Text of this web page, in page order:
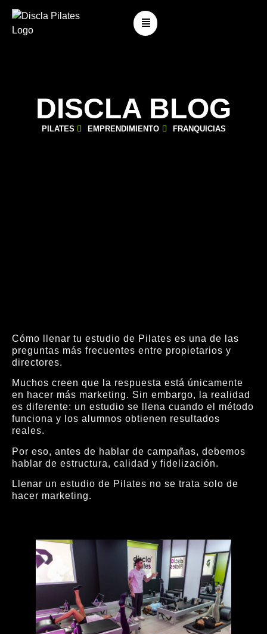
DISCLA BLOG
PILATES EMPRENDIMIENTO FRANQUICIAS
Cómo llenar tu estudio de Pilates es una de las
preguntas más frecuentes entre propietarios y
directores.
Muchos creen que la respuesta está únicamente
en hacer más marketing. Sin embargo, la realidad
es diferente: un estudio se llena cuando el método
funciona y los alumnos obtienen resultados
reales.
Por eso, antes de hablar de campañas, debemos
hablar de estructura, calidad y fidelización.
Llenar un estudio de Pilates no se trata solo de
hacer marketing.